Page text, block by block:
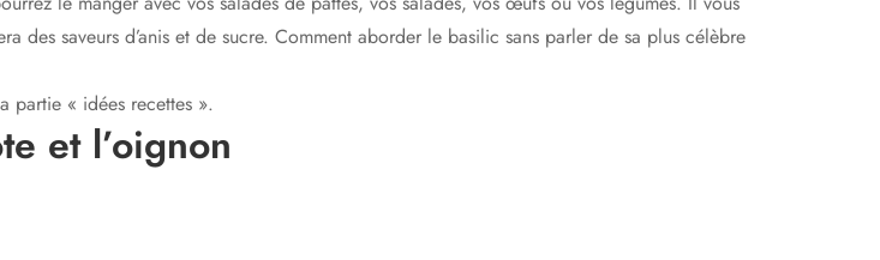
saveurs d’anis et de sucre. Comment aborder le basilic sans parler de sa plus célèbre
partie « idées recettes ».
et l’oignon